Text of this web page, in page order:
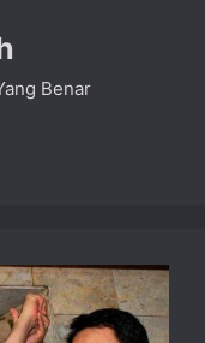
Benar